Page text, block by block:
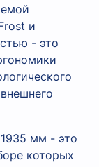
и
- это
мм - это
которых